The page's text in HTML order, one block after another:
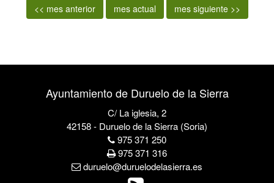
<< mes anterior mes actual mes siguiente >>
Ayuntamiento de Duruelo de la Sierra
C/ La iglesia, 2
42158 - Duruelo de la Sierra (Soria)
975 371 250
975 371 316
duruelo@duruelodelasierra.es